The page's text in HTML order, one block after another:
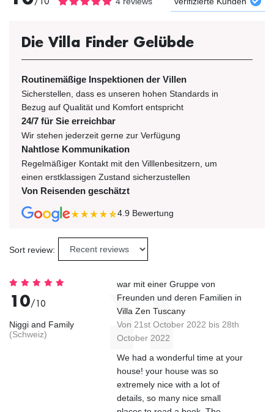
Die Villa Finder Gelübde
Routinemäßige Inspektionen der Villen
Sicherstellen, dass es unseren hohen Standards in
Bezug auf Qualität und Komfort entspricht
24/7 für Sie erreichbar
Wir stehen jederzeit gerne zur Verfügung
Nahtlose Kommunikation
Regelmäßiger Kontakt mit den Villlenbesitzern, um
einen erstklassigen Zustand sicherzustellen
Von Reisenden geschätzt
4.9 Bewertung
Sort review:
10/10
Niggi and Family
(Schweiz)
war mit einer Gruppe von
Freunden und deren Familien in
Villa Zen Tuscany
Von 21st October 2022 bis 28th
October 2022
We had a wonderful time at your
house! your house was so
extremely nice with a lot of
details, so many nice small